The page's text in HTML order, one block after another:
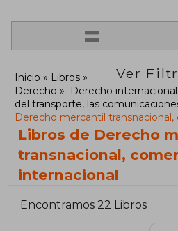
=
Ver
Inicio
Libros
Derecho
Derecho internacional
del transporte, las
Derecho mercantil
Libros de Derecho
transnacional,
internacional
Encontramos 22 Libros